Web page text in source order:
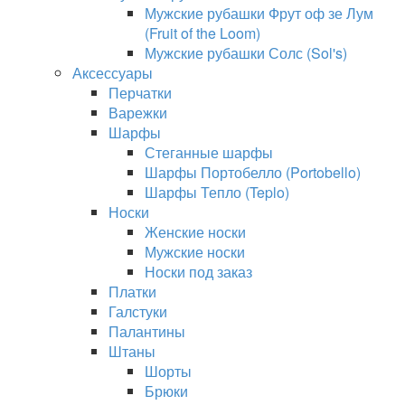
Мужские рубашки Фрут оф зе Лум
(Fruit of the Loom)
Мужские рубашки Солс (Sol's)
Аксессуары
Перчатки
Варежки
Шарфы
Стеганные шарфы
Шарфы Портобелло (Portobello)
Шарфы Тепло (Teplo)
Носки
Женские носки
Мужские носки
Носки под заказ
Платки
Галстуки
Палантины
Штаны
Шорты
Брюки